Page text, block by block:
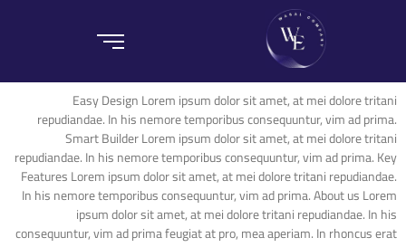
Easy Design Lorem ipsum dolor sit amet, at mei dolore tritani
repudiandae. In his nemore temporibus consequuntur, vim ad prima.
Smart Builder Lorem ipsum dolor sit amet, at mei dolore tritani
repudiandae. In his nemore temporibus consequuntur, vim ad prima. Key
Features Lorem ipsum dolor sit amet, at mei dolore tritani repudiandae.
In his nemore temporibus consequuntur, vim ad prima. About us Lorem
ipsum dolor sit amet, at mei dolore tritani repudiandae. In his
consequuntur, vim ad prima feugiat at pro, mea aperiam. In rhoncus erat